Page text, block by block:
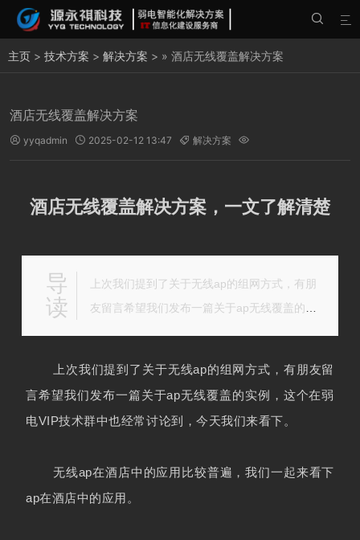


主页 > 技术方案 > 解决方案 > » 酒店无线覆盖解决方案
酒店无线覆盖解决方案
 yyqadmin  2025-02-12 13:47  解决方案 
酒店无线覆盖解决方案，一文了解清楚
导
读
上次我们提到了关于无线ap的组网方式，有朋
友留言希望我们发布一篇关于ap无线覆盖的实
上次我们提到了关于无线ap的组网方式，有朋友留
言希望我们发布一篇关于ap无线覆盖的实例，这个在弱
电VIP技术群中也经常讨论到，今天我们来看下。
无线ap在酒店中的应用比较普遍，我们一起来看下
ap在酒店中的应用。